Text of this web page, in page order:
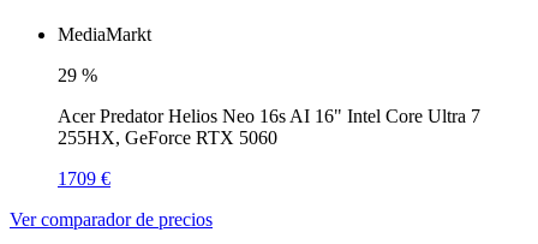
MediaMarkt
29 %
Acer Predator Helios Neo 16s AI 16" Intel Core Ultra 7
255HX, GeForce RTX 5060
1709 €
Ver comparador de precios